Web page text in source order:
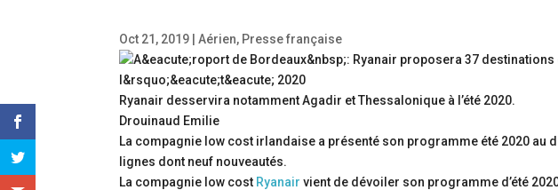
Oct 21, 2019 |Aérien, Presse française
Ryanair desservira notamment Agadir et Thessalonique à l’été 2020.
Drouinaud Emilie
La compagnie low cost irlandaise a présenté son programme été 2020 au
lignes dont neuf nouveautés.
La compagnie low cost Ryanair vient de dévoiler son programme d’été